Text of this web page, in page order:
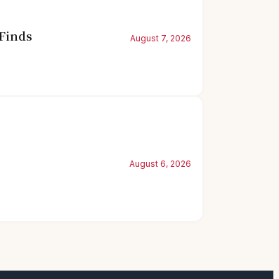
August 7, 2026
August 6, 2026